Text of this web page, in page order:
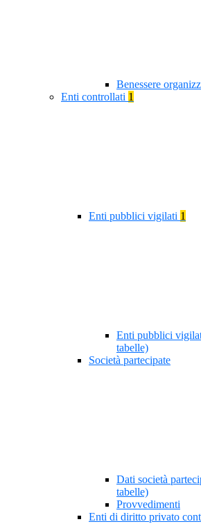
Benessere
Enti controllati 1
Enti pubblici vigilati 1
Enti pubblici
tabelle)
Società partecipate
Dati società
tabelle)
Provvedimenti
Enti di diritto privato